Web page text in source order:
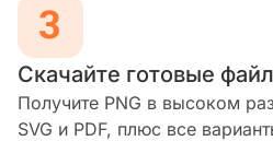
Скачайте готовые
Получите PNG в высоком
SVG и PDF, плюс все